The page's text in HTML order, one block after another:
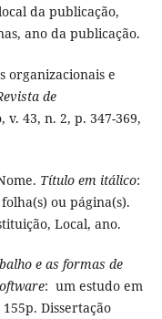
da publicação,
ano da publicação.
organizacionais e
de
v. 43, n. 2, p. 347-369,
Título em itálico:
ou página(s).
Local, ano.
e as formas de
: um estudo em
Dissertação